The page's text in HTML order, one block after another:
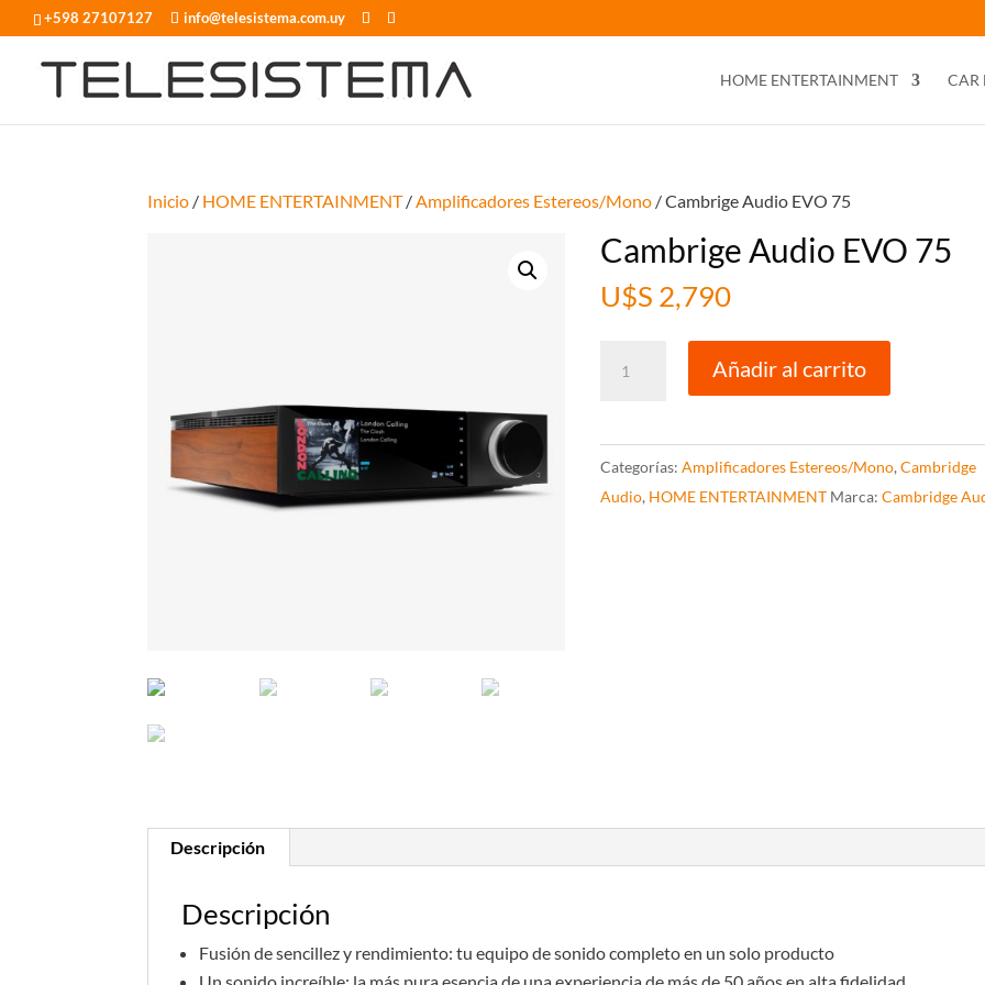
+598 27107127 info@telesistema.com.uy
HOME ENTERTAINMENT CAR
Inicio / HOME ENTERTAINMENT/Amplificadores Estereos/Mono / Cambrige Audio EVO 75
Cambrige Audio EVO 75
U$S 2,790
Audio
75
cantidad
Añadir al carrito
Categorías:Amplificadores Estereos/Mono,Cambridge
Audio, HOME ENTERTAINMENT Marca:Cambridge
Descripción
Descripción
Fusión de sencillez y rendimiento: tu equipo de sonido completo en un solo producto